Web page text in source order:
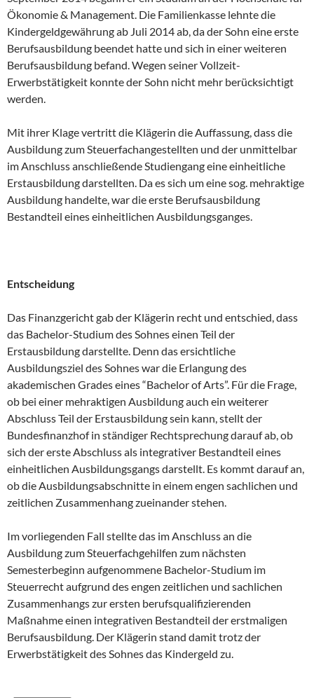
Ökonomie & Management. Die Familienkasse lehnte die
Kindergeldgewährung ab Juli 2014 ab, da der Sohn eine erste
Berufsausbildung beendet hatte und sich in einer weiteren
Berufsausbildung befand. Wegen seiner Vollzeit-
Erwerbstätigkeit konnte der Sohn nicht mehr berücksichtigt
werden.
Mit ihrer Klage vertritt die Klägerin die Auffassung, dass die
Ausbildung zum Steuerfachangestellten und der unmittelbar
im Anschluss anschließende Studiengang eine einheitliche
Erstausbildung darstellten. Da es sich um eine sog. mehraktige
Ausbildung handelte, war die erste Berufsausbildung
Bestandteil eines einheitlichen Ausbildungsganges.
Entscheidung
Das Finanzgericht gab der Klägerin recht und entschied, dass
das Bachelor-Studium des Sohnes einen Teil der
Erstausbildung darstellte. Denn das ersichtliche
Ausbildungsziel des Sohnes war die Erlangung des
akademischen Grades eines “Bachelor of Arts”. Für die Frage,
ob bei einer mehraktigen Ausbildung auch ein weiterer
Abschluss Teil der Erstausbildung sein kann, stellt der
Bundesfinanzhof in ständiger Rechtsprechung darauf ab, ob
sich der erste Abschluss als integrativer Bestandteil eines
einheitlichen Ausbildungsgangs darstellt. Es kommt darauf an,
ob die Ausbildungsabschnitte in einem engen sachlichen und
zeitlichen Zusammenhang zueinander stehen.
Im vorliegenden Fall stellte das im Anschluss an die
Ausbildung zum Steuerfachgehilfen zum nächsten
Semesterbeginn aufgenommene Bachelor-Studium im
Steuerrecht aufgrund des engen zeitlichen und sachlichen
Zusammenhangs zur ersten berufsqualifizierenden
Maßnahme einen integrativen Bestandteil der erstmaligen
Berufsausbildung. Der Klägerin stand damit trotz der
Erwerbstätigkeit des Sohnes das Kindergeld zu.